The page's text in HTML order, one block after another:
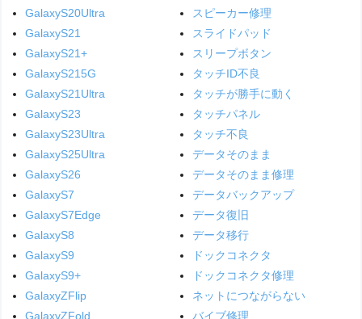
GalaxyS20Ultra
GalaxyS21
GalaxyS21+
GalaxyS215G
GalaxyS21Ultra
GalaxyS23
GalaxyS23Ultra
GalaxyS25Ultra
GalaxyS26
GalaxyS7
GalaxyS7Edge
GalaxyS8
GalaxyS9
GalaxyS9+
GalaxyZFlip
GalaxyZFold
スピーカー修理
スライドパッド
スリープボタン
タッチID不良
タッチが勝手に動く
タッチパネル
タッチ不良
データそのまま
データそのまま修理
データバックアップ
データ復旧
データ移行
ドックコネクタ
ドックコネクタ修理
ネットにつながらない
バイブ修理